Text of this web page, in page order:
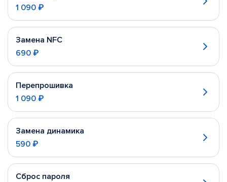
1 090 ₽
Замена NFC
690 ₽
Перепрошивка
1 090 ₽
Замена динамика
590 ₽
Сброс пароля